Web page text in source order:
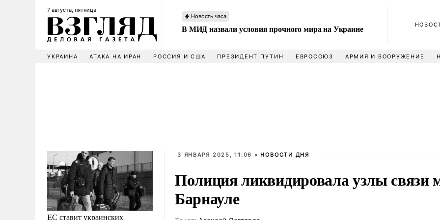
7 августа, пятница
Новость часа
В МИД назвали условия прочного мира на Украине
УКРАИНА АТАКА НА ИРАН РОССИЯ И США ПРЕЗИДЕНТ ПУТИН ЕВРОСОЮЗ АРМИЯ И ВООРУЖЕНИЕ
ЕС ставит украинских
3 ЯНВАРЯ 2025, 11:06 • НОВОСТИ ДНЯ
Полиция ликвидировала узлы связи
Барнауле